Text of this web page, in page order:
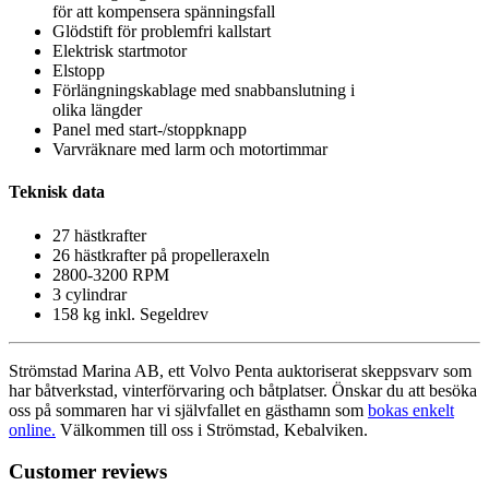
för att kompensera spänningsfall
Glödstift för problemfri kallstart
Elektrisk startmotor
Elstopp
Förlängningskablage med snabbanslutning i
olika längder
Panel med start-/stoppknapp
Varvräknare med larm och motortimmar
Teknisk data
27 hästkrafter
26 hästkrafter på propelleraxeln
2800-3200 RPM
3 cylindrar
158 kg inkl. Segeldrev
Strömstad Marina AB, ett Volvo Penta auktoriserat skeppsvarv som
har båtverkstad, vinterförvaring och båtplatser. Önskar du att besöka
oss på sommaren har vi självfallet en gästhamn som bokas enkelt
online. Välkommen till oss i Strömstad, Kebalviken.
Customer reviews